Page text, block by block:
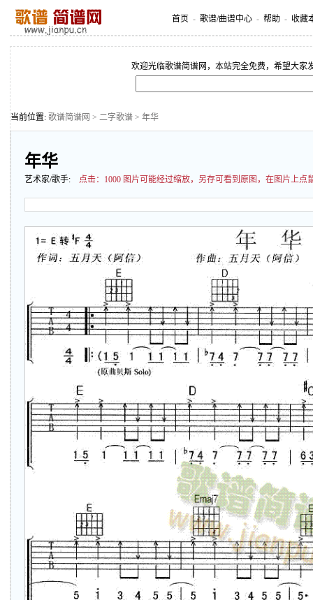
首页 - 歌谱/曲谱中心 - 帮助 - 收藏
欢迎光临歌谱简谱网，本站完全免费，希望大家
当前位置: 歌谱简谱网 > 二字歌谱 > 年华
年华
艺术家/歌手: 点击： 1000 图片可能经过缩放，另存可看到原图，在图片上